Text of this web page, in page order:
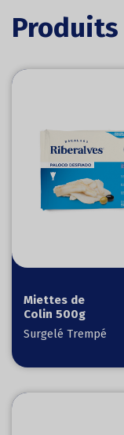
Miettes de
Colin 500g
Surgelé Trempé